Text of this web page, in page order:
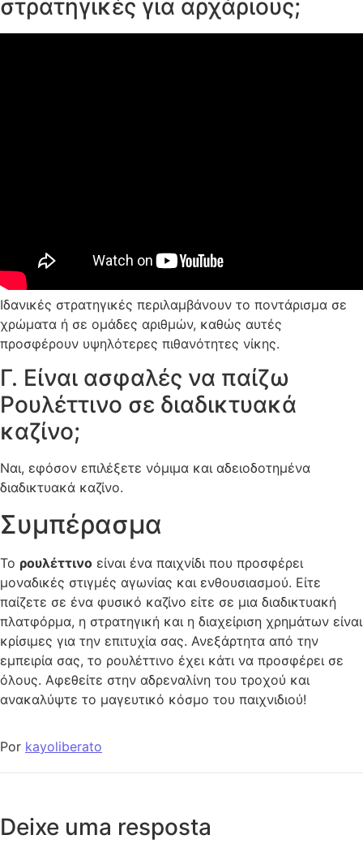
στρατηγικές για αρχάριους;
Ιδανικές στρατηγικές περιλαμβάνουν το ποντάρισμα σε
χρώματα ή σε ομάδες αριθμών, καθώς αυτές
προσφέρουν υψηλότερες πιθανότητες νίκης.
Γ. Είναι ασφαλές να παίζω
Ρουλέττινο σε διαδικτυακά
καζίνο;
Ναι, εφόσον επιλέξετε νόμιμα και αδειοδοτημένα
διαδικτυακά καζίνο.
Συμπέρασμα
Το ρουλέττινο είναι ένα παιχνίδι που προσφέρει
μοναδικές στιγμές αγωνίας και ενθουσιασμού. Είτε
παίζετε σε ένα φυσικό καζίνο είτε σε μια διαδικτυακή
πλατφόρμα, η στρατηγική και η διαχείριση χρημάτων είναι
κρίσιμες για την επιτυχία σας. Ανεξάρτητα από την
εμπειρία σας, το ρουλέττινο έχει κάτι να προσφέρει σε
όλους. Αφεθείτε στην αδρεναλίνη του τροχού και
ανακαλύψτε το μαγευτικό κόσμο του παιχνιδιού!
Por kayoliberato
Deixe uma resposta